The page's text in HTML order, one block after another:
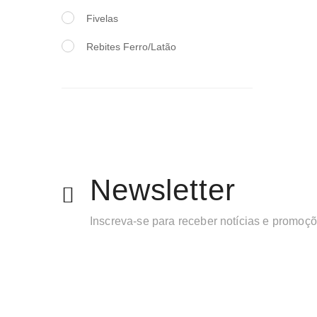
Fivelas
Rebites Ferro/Latão
Newsletter
Inscreva-se para receber notícias e